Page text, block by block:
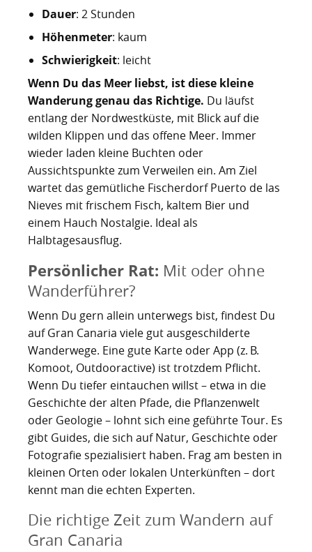
Dauer: 2 Stunden
Höhenmeter: kaum
Schwierigkeit: leicht
Wenn Du das Meer liebst, ist diese kleine
Wanderung genau das Richtige. Du läufst
entlang der Nordwestküste, mit Blick auf die
wilden Klippen und das offene Meer. Immer
wieder laden kleine Buchten oder
Aussichtspunkte zum Verweilen ein. Am Ziel
wartet das gemütliche Fischerdorf Puerto de las
Nieves mit frischem Fisch, kaltem Bier und
einem Hauch Nostalgie. Ideal als
Halbtagesausflug.
Persönlicher Rat: Mit oder ohne
Wanderführer?
Wenn Du gern allein unterwegs bist, findest Du
auf Gran Canaria viele gut ausgeschilderte
Wanderwege. Eine gute Karte oder App (z. B.
Komoot, Outdooractive) ist trotzdem Pflicht.
Wenn Du tiefer eintauchen willst – etwa in die
Geschichte der alten Pfade, die Pflanzenwelt
oder Geologie – lohnt sich eine geführte Tour. Es
gibt Guides, die sich auf Natur, Geschichte oder
Fotografie spezialisiert haben. Frag am besten in
kleinen Orten oder lokalen Unterkünften – dort
kennt man die echten Experten.
Die richtige Zeit zum Wandern auf
Gran Canaria